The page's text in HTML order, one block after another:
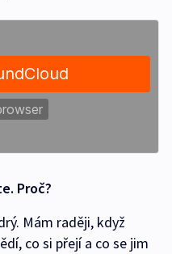
Proč?
Mám raději, když
co si přejí a co se jim